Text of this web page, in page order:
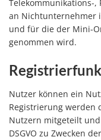
an Nichtunternehmer
und für die der Mini-
genommen wird.
Nutzer können ein
Registrierung werden
Nutzern mitgeteilt
DSGVO zu Zwecken